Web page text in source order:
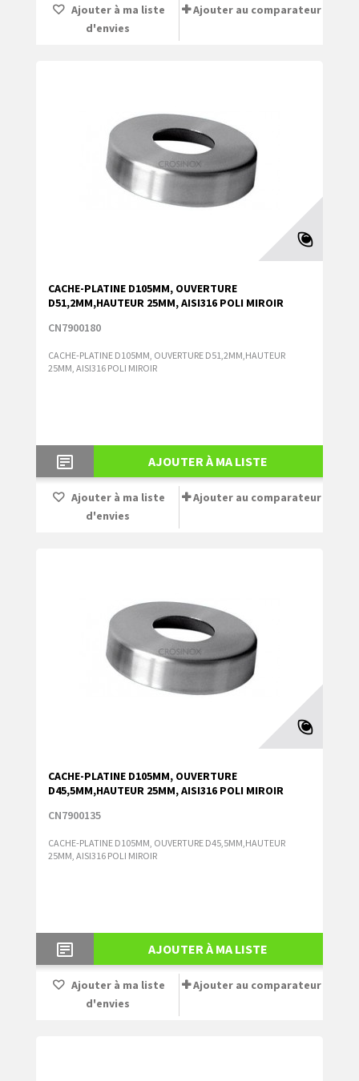
Ajouter à ma liste
d'envies
Ajouter au comparateur
CACHE-PLATINE D105MM, OUVERTURE
D51,2MM,HAUTEUR 25MM, AISI316 POLI MIROIR
CN7900180
CACHE-PLATINE D105MM, OUVERTURE D51,2MM,HAUTEUR
25MM, AISI316 POLI MIROIR
AJOUTER À MA LISTE
Ajouter à ma liste
d'envies
Ajouter au comparateur
CACHE-PLATINE D105MM, OUVERTURE
D45,5MM,HAUTEUR 25MM, AISI316 POLI MIROIR
CN7900135
CACHE-PLATINE D105MM, OUVERTURE D45,5MM,HAUTEUR
25MM, AISI316 POLI MIROIR
AJOUTER À MA LISTE
Ajouter à ma liste
d'envies
Ajouter au comparateur